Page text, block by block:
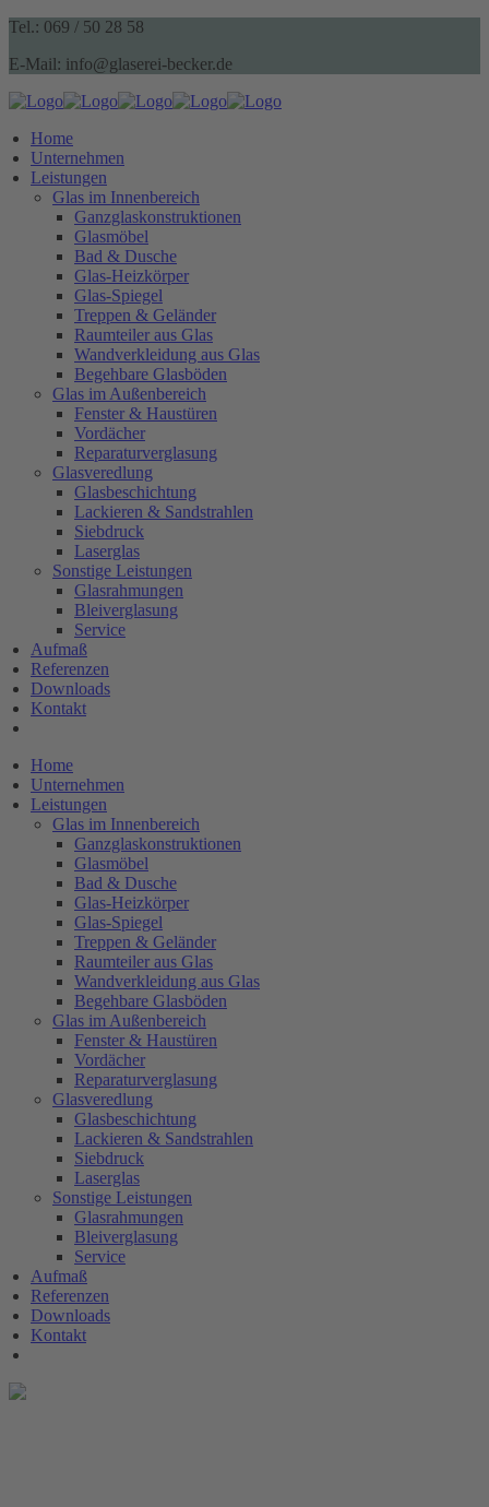
Tel.: 069 / 50 28 58
E-Mail: info@glaserei-becker.de
Home
Unternehmen
Leistungen
Glas im Innenbereich
Ganzglaskonstruktionen
Glasmöbel
Bad & Dusche
Glas-Heizkörper
Glas-Spiegel
Treppen & Geländer
Raumteiler aus Glas
Wandverkleidung aus Glas
Begehbare Glasböden
Glas im Außenbereich
Fenster & Haustüren
Vordächer
Reparaturverglasung
Glasveredlung
Glasbeschichtung
Lackieren & Sandstrahlen
Siebdruck
Laserglas
Sonstige Leistungen
Glasrahmungen
Bleiverglasung
Service
Aufmaß
Referenzen
Downloads
Kontakt
Home
Unternehmen
Leistungen
Glas im Innenbereich
Ganzglaskonstruktionen
Glasmöbel
Bad & Dusche
Glas-Heizkörper
Glas-Spiegel
Treppen & Geländer
Raumteiler aus Glas
Wandverkleidung aus Glas
Begehbare Glasböden
Glas im Außenbereich
Fenster & Haustüren
Vordächer
Reparaturverglasung
Glasveredlung
Glasbeschichtung
Lackieren & Sandstrahlen
Siebdruck
Laserglas
Sonstige Leistungen
Glasrahmungen
Bleiverglasung
Service
Aufmaß
Referenzen
Downloads
Kontakt